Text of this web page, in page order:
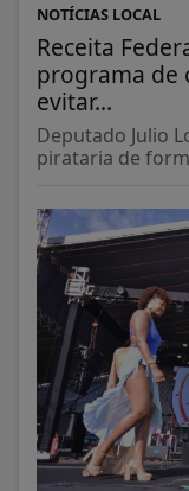
NOTÍCIAS LOCAL
Receita
programa de
evitar...
Deputado Julio
pirataria de